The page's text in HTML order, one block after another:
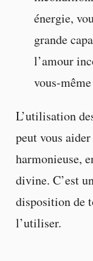
énergie,
grande
l’amour
vous-
L’utilisation
peut vous
harmonieuse,
divine. C’est
disposition de
l’utiliser.